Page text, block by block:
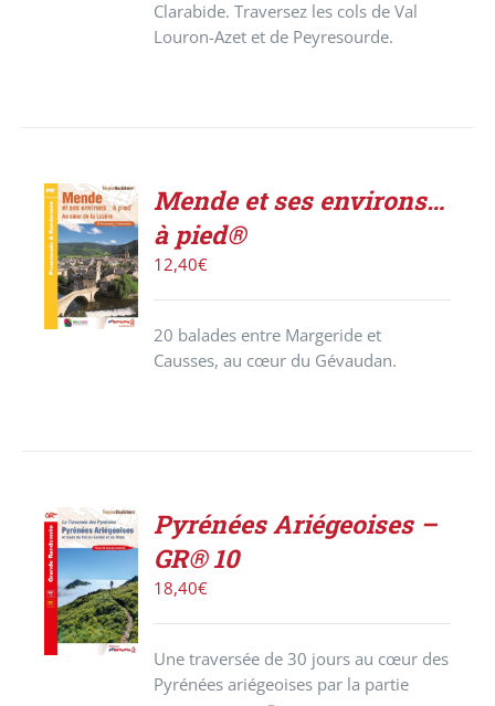
Clarabide. Traversez les cols de Val
Louron-Azet et de Peyresourde.
ACHETER
LE
PRODUIT
/
DÉTAILS
Mende et ses environs…
à pied®
12,40€
20 balades entre Margeride et
Causses, au cœur du Gévaudan.
AJOUTER
AU
PANIER
/
DÉTAILS
Pyrénées Ariégeoises –
GR® 10
18,40€
Une traversée de 30 jours au cœur des
Pyrénées ariégeoises par la partie